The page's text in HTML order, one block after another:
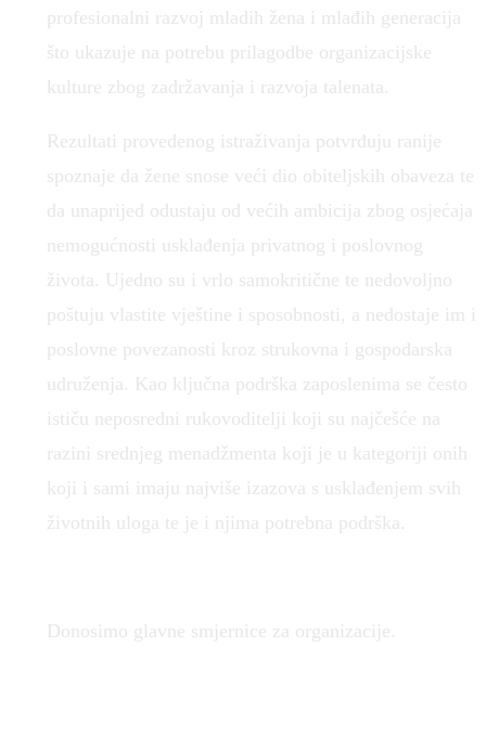
profesionalni razvoj mladih žena i mlađih generacija
što ukazuje na potrebu prilagodbe organizacijske
kulture zbog zadržavanja i razvoja talenata.
Rezultati provedenog istraživanja potvrđuju ranije
spoznaje da žene snose veći dio obiteljskih obaveza te
da unaprijed odustaju od većih ambicija zbog osjećaja
nemogućnosti usklađenja privatnog i poslovnog
života. Ujedno su i vrlo samokritične te nedovoljno
poštuju vlastite vještine i sposobnosti, a nedostaje im i
poslovne povezanosti kroz strukovna i gospodarska
udruženja. Kao ključna podrška zaposlenima se često
ističu neposredni rukovoditelji koji su najčešće na
razini srednjeg menadžmenta koji je u kategoriji onih
koji i sami imaju najviše izazova s usklađenjem svih
životnih uloga te je i njima potrebna podrška.
Donosimo glavne smjernice za organizacije.